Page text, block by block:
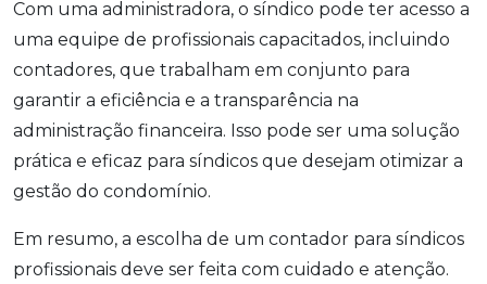
Com uma administradora, o síndico pode ter acesso a
uma equipe de profissionais capacitados, incluindo
contadores, que trabalham em conjunto para
garantir a eficiência e a transparência na
administração financeira. Isso pode ser uma solução
prática e eficaz para síndicos que desejam otimizar a
gestão do condomínio.
Em resumo, a escolha de um contador para síndicos
profissionais deve ser feita com cuidado e atenção.